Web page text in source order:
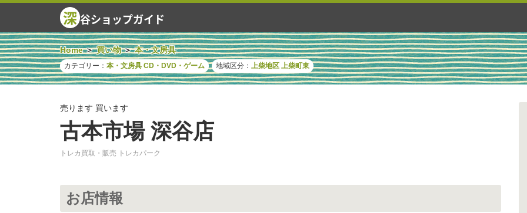
深 谷ショップガイド
Home 買い物 本・文房具
カテゴリー： 本・文房具 CD・DVD・ゲーム 地域区分： 上柴地区 上柴町東
売ります 買います
古本市場 深谷店
トレカ買取・販売 トレカパーク
お店情報